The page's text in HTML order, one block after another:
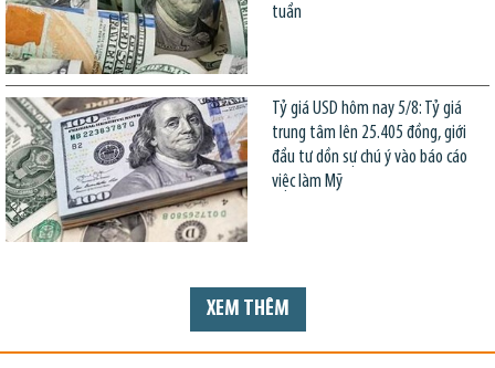
tuần
Tỷ giá USD hôm nay 5/8: Tỷ giá
trung tâm lên 25.405 đồng, giới
đầu tư dồn sự chú ý vào báo cáo
việc làm Mỹ
XEM THÊM